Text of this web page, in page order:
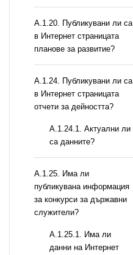
А.1.20. Публикувани ли са
в Интернет страницата
планове за развитие?
А.1.24. Публикувани ли са
в Интернет страницата
отчети за дейността?
A.1.24.1. Актуални ли
са данните?
А.1.25. Има ли
публикувана информация
за конкурси за държавни
служители?
A.1.25.1. Има ли
данни на Интернет